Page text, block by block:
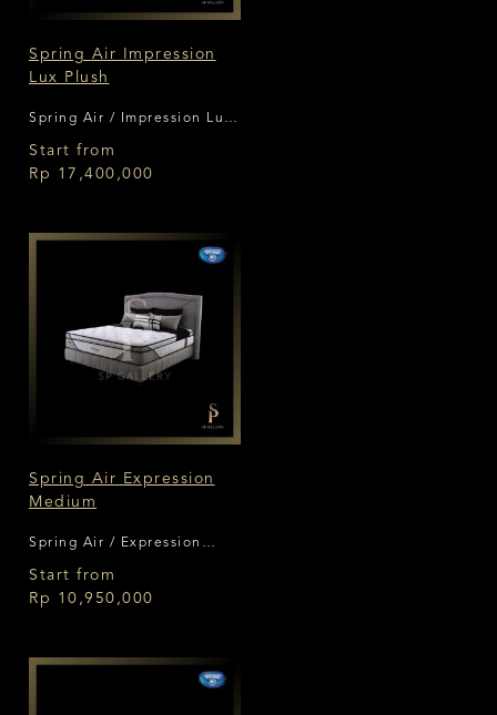
Spring Air Impression
Lux Plush
Spring Air / Impression Lux
Plush
Start from
Rp 17,400,000
Spring Air Expression
Medium
Spring Air / Expression
Medium
Start from
Rp 10,950,000